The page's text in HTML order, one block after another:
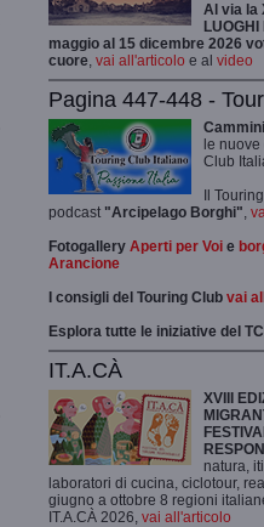
Al via la
maggio al 15 dicembre 2026
cuore, vai all'articolo e al video
Pagina 447-448 -
le
Club
Il
podcast "Arcipelago Borghi",
Fotogallery Aperti per Voi e
Arancione
I consigli del Touring Club vai
Esplora tutte le iniziative del TCI
IT.A.CÀ
XVIII
natura,
laboratori di cucina, ciclotour,
giugno a ottobre 8 regioni
IT.A.CÀ 2026, vai all'articolo